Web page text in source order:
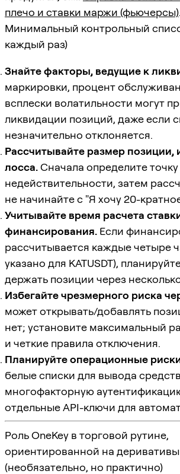
плечо и ставки маржи (фьючерсы).
Минимальный контрольный
каждый раз)
Знайте факторы, ведущие к
маркировки, процент
всплески волатильности могут
ликвидации позиций, даже если
незначительно отклоняется.
Рассчитывайте размер позиции,
лосса.Сначала определите точку
недействительности, затем
не начинайте с "Я хочу 20-
Учитывайте время расчета
финансирования. Если
рассчитывается каждые четыре
указано для KATUSDT),
держать позиции через
Избегайте чрезмерного риска
может открывать/добавлять
нет; установите максимальный
и четкие правила отключения.
Планируйте операционные
белые списки для вывода
многофакторную
отдельные API-ключи для
Роль OneKey в торговой рутине,
ориентированной на деривативы
(необязательно, но практично)